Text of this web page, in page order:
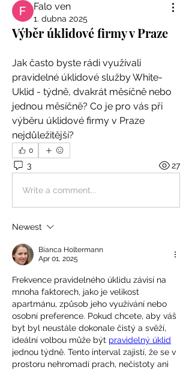
Falo ven
1. dubna 2025
Výběr úklidové firmy v Praze
Jak často byste rádi využívali
pravidelné úklidové služby White-
Uklid - týdně, dvakrát měsíčně nebo
jednou měsíčně? Co je pro vás při
výběru úklidové firmy v Praze
nejdůležitější?
0
3 27
Write a comment...
Newest
Bianca Holtermann
Apr 01, 2025
Frekvence pravidelného úklidu závisí na
mnoha faktorech, jako je velikost
apartmánu, způsob jeho využívání nebo
osobní preference. Pokud chcete, aby váš
byt byl neustále dokonale čistý a svěží,
ideální volbou může být pravidelný úklid
jednou týdně. Tento interval zajistí, že se v
prostoru nehromadí prach, nečistoty ani